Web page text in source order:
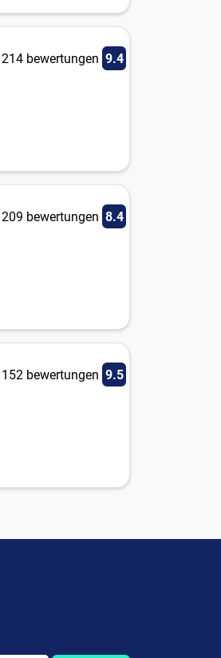
214 bewertungen 9.4
209 bewertungen 8.4
152 bewertungen 9.5